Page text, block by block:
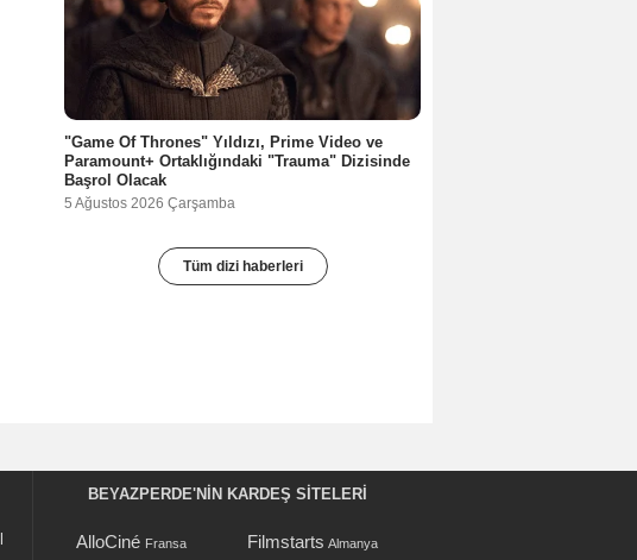
"Game Of Thrones" Yıldızı, Prime Video ve
Paramount+ Ortaklığındaki "Trauma" Dizisinde
Başrol Olacak
5 Ağustos 2026 Çarşamba
Tüm dizi haberleri
BEYAZPERDE'NIN KARDEŞ SİTELERİ
AlloCiné Fransa Filmstarts Almanya